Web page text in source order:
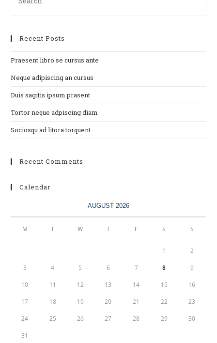
for:
Recent Posts
Praesent libro se cursus ante
Neque adipiscing an cursus
Duis sagitis ipsum prasent
Tortor neque adpiscing diam
Sociosqu ad litora torquent
Recent Comments
Calendar
AUGUST 2026
M T W T F S S
1 2
3 4 5 6 7 8 9
10 11 12 13 14 15 16
17 18 19 20 21 22 23
24 25 26 27 28 29 30
31